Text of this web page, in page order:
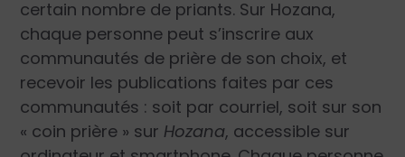
certain nombre de priants. Sur Hozana,
chaque personne peut s’inscrire aux
communautés de prière de son choix, et
recevoir les publications faites par ces
communautés : soit par courriel, soit sur son
« coin prière » sur Hozana, accessible sur